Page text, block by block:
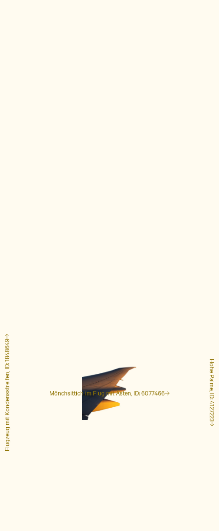
Mönchsittich im Flug mit Ästen, ID: 6077466 Hohe Palme, ID: 4127223
Flugzeug mit Kondensstreifen, ID: 1848649